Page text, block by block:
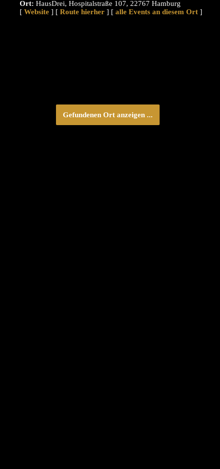
Ort: HausDrei, Hospitalstraße 107, 22767 Hamburg
[ Website ] [ Route hierher ] [ alle Events an diesem Ort ]